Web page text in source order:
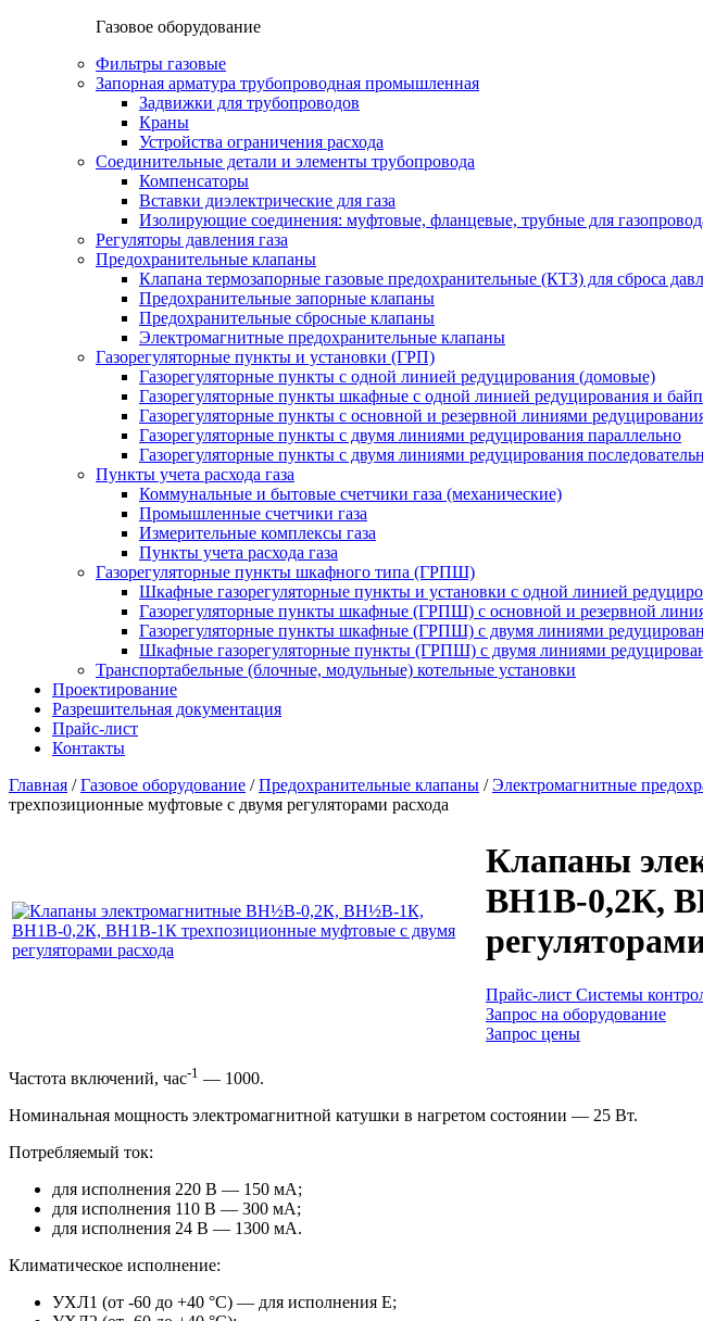
Газовое оборудование
Фильтры газовые
Запорная арматура трубопроводная промышленная
Задвижки для трубопроводов
Краны
Устройства ограничения расхода
Соединительные детали и элементы трубопровода
Компенсаторы
Вставки диэлектрические для газа
Изолирующие соединения: муфтовые, фланцевые, трубные для
Регуляторы давления газа
Предохранительные клапаны
Клапана термозапорные газовые предохранительные (КТЗ) для сброса
Предохранительные запорные клапаны
Предохранительные сбросные клапаны
Электромагнитные предохранительные клапаны
Газорегуляторные пункты и установки (ГРП)
Газорегуляторные пункты с одной линией редуцирования (домовые)
Газорегуляторные пункты шкафные с одной линией редуцирования и
Газорегуляторные пункты с основной и резервной линиями
Газорегуляторные пункты с двумя линиями редуцирования параллельно
Газорегуляторные пункты с двумя линиями редуцирования
Пункты учета расхода газа
Коммунальные и бытовые счетчики газа (механические)
Промышленные счетчики газа
Измерительные комплексы газа
Пункты учета расхода газа
Газорегуляторные пункты шкафного типа (ГРПШ)
Шкафные газорегуляторные пункты и установки c одной линией
Газорегуляторные пункты шкафные (ГРПШ) с основной и резервной
Газорегуляторные пункты шкафные (ГРПШ) с двумя линиями
Шкафные газорегуляторные пункты (ГРПШ) c двумя линиями
Транспортабельные (блочные, модульные) котельные установки
Проектирование
Разрешительная документация
Прайс-лист
Контакты
Главная / Газовое оборудование / Предохранительные клапаны / Электромагнитные
трехпозиционные муфтовые с двумя регуляторами расхода
Клапаны
ВН1В-0,2К,
Прайс-лист Системы
Запрос на оборудование
Запрос цены
Частота включений, час-1 — 1000.
Номинальная мощность электромагнитной катушки в нагретом состоянии — 25 Вт.
Потребляемый ток:
для исполнения 220 В — 150 мА;
для исполнения 110 В — 300 мА;
для исполнения 24 В — 1300 мА.
Климатическое исполнение:
УХЛ1 (от -60 до +40 °С) — для исполнения Е;